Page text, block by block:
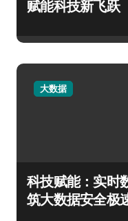
赋能科技新飞跃
大数据
科技赋能：实时
筑大数据安全极